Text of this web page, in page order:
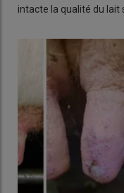
intacte la qualité du lait